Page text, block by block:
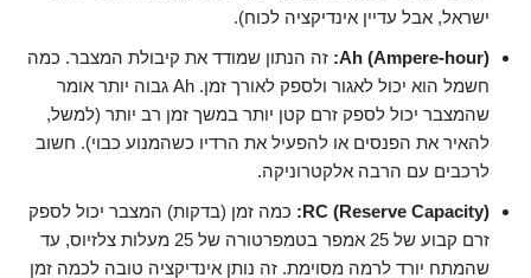
ישראל, אבל עדיין אינדיקציה לכוח).
Ah (Ampere-hour): זה הנתון שמודד את קיבולת המצבר. כמה
חשמל הוא יכול לאגור ולספק לאורך זמן. Ah גבוה יותר אומר
שהמצבר יכול לספק זרם קטן יותר במשך זמן רב יותר (למשל,
להאיר את הפנסים או להפעיל את הרדיו כשהמנוע כבוי). חשוב
לרכבים עם הרבה אלקטרוניקה.
RC (Reserve Capacity):
כמה זמן (בדקות) המצבר יכול לספק
זרם קבוע של 25 אמפר בטמפרטורה של 25 מעלות צלזיוס, עד
שהמתח יורד לרמה מסוימת. זה נותן אינדיקציה טובה לכמה זמן